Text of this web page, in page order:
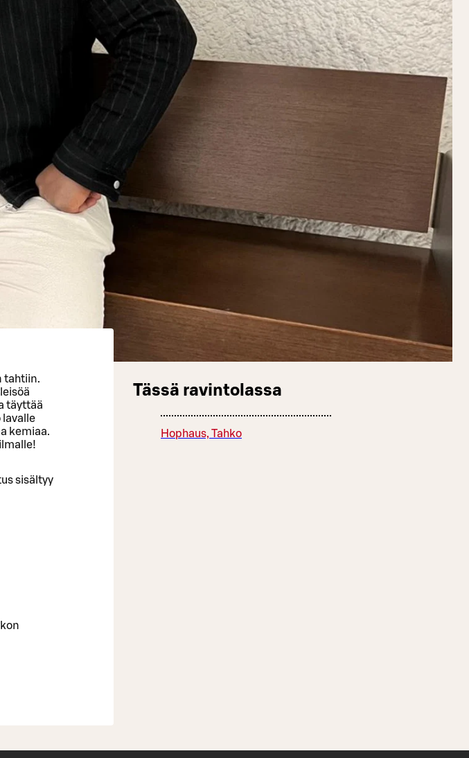
tahtiin.
täyttää
lavalle
kemiaa.
sisältyy
Tässä ravintolassa
Hophaus, Tahko